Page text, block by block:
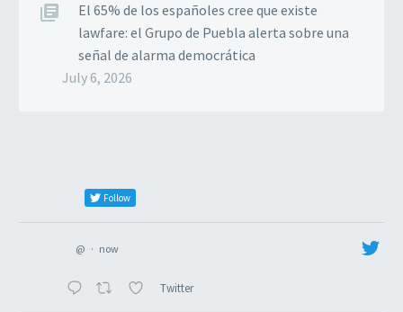
El 65% de los españoles cree que existe
lawfare: el Grupo de Puebla alerta sobre una
señal de alarma democrática
July 6, 2026
Follow
@ · now
Twitter